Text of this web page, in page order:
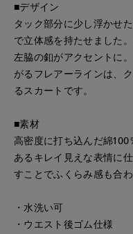
■デザイン
タック部分に少し浮かせ
で立体感を持たせました
左脇の釦がアクセントに
がるフレアーラインは、
るスカートです。
■素材
高密度に打ち込んだ綿
あるキレイ見えな表情に
すことでふくらみ感も合わ
・水洗い可
・ウエスト後ゴム仕様